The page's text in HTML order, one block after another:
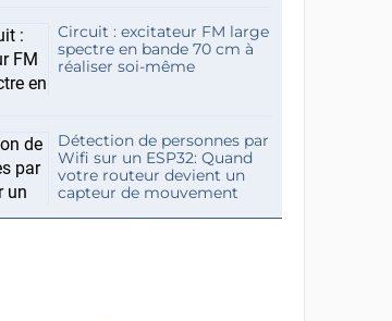
Circuit : excitateur FM large
spectre en bande 70 cm à
réaliser soi-même
Détection de personnes par
Wifi sur un ESP32: Quand
votre routeur devient un
capteur de mouvement